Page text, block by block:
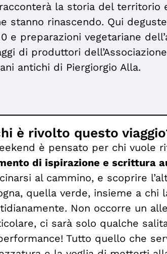
la storia del territorio
stanno rinascendo. Qui
e preparazioni vegetariane
di produttori
antichi di Piergiorgio Alla.
è rivolto questo
è pensato per chi vuole
di ispirazione e scrittura
al cammino, e scoprire
quella verde, insieme a chi
Non occorre un
ci sarà solo qualche
Tutto quello che